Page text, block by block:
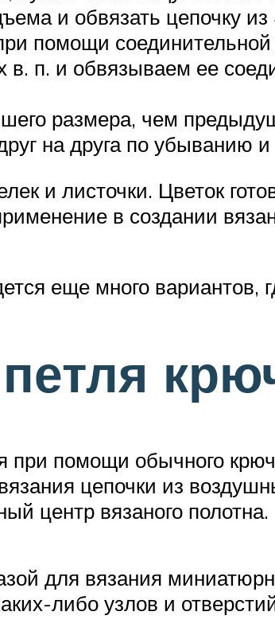
и обвязать цепочку
помощи
в. п. и обвязываем ее
размера, чем
на друга по убыванию
и листочки. Цветок
в создании
еще много вариантов,
помощи обычного
цепочки из
центр вязаного полотна.
для вязания
либо узлов и